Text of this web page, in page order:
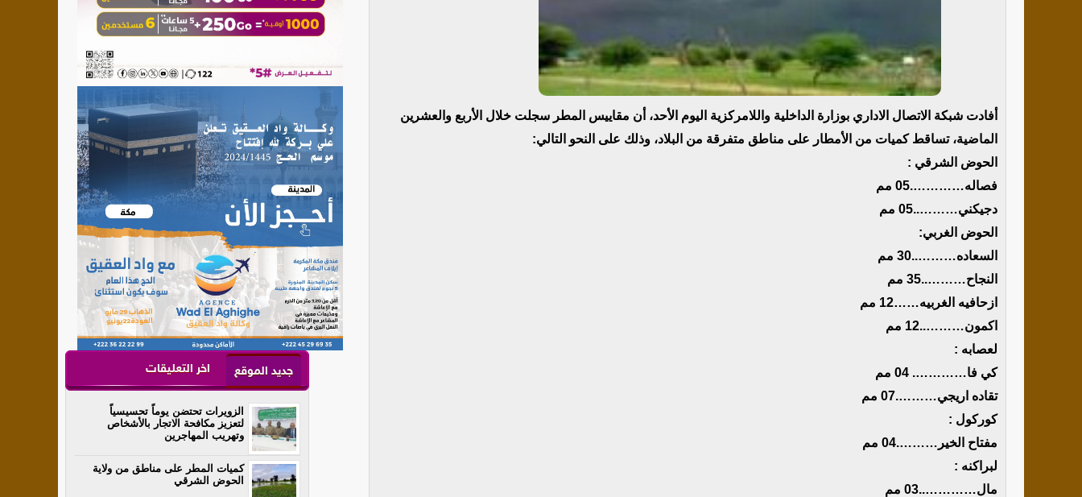
أفادت شبكة الاتصال الاداري بوزارة الداخلية واللامركزية اليوم الأحد، أن مقاييس المطر سجلت خلال الأربع والعشرين
الماضية، تساقط كميات من الأمطار على مناطق متفرقة من البلاد، وذلك على النحو التالي:
الحوض الشرقي :
فصاله………….05 مم
دجيكني………..05 مم
الحوض الغربي:
السعاده………..30 مم
النجاح………..35 مم
ازحافيه الغربيه……12 مم
اكمون………..12 مم
لعصابه :
كي فا…………. 04 مم
تقاده اريجي……….07 مم
كوركول :
مفتاح الخير……….04 مم
لبراكنه :
مال…………..03 مم
جديد الموقع اخر التعليقات
الزويرات تحتضن يوماً تحسيسياً
لتعزيز مكافحة الاتجار بالأشخاص
وتهريب المهاجرين
كميات المطر على مناطق من ولاية
الحوض الشرقي